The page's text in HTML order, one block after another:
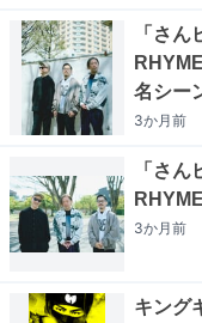
「さん
名シー
3か月前
「さん
3か月前
キング